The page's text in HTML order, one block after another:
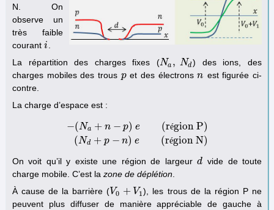
N. On
observe un
très faible
courant i
i
La répartition des charges fixes (Na , Nd
Na, Nd
) des ions, des
charges mobiles des trous p
pet des électronsn
n est figurée ci-
contre.
La charge d’espace est :
−(Na + n − p) e (région P)
(Nd + p − n) e (région N)
N +n −p région P d p− région N
On voit qu’il y existe une région de largeurd
d vide de toute
charge mobile. C’est la zone de déplétion
À cause de la barrière (V0 + V1
V0 +V1
), les trous de la région P ne
peuvent plus diffuser de manière appréciable de gauche à